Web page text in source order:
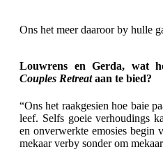
Ons het meer daaroor by hulle
Louwrens en Gerda, wat
Couples Retreataan te bied?
“Ons het raakgesien hoe baie
leef. Selfs goeie verhoudings
en onverwerkte emosies begin
mekaar verby sonder om